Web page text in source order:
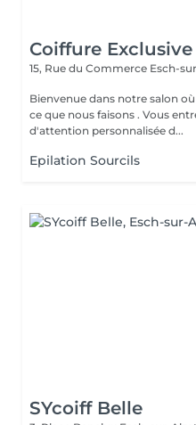
Coiffure Exclusive
15, Rue du Commerce Esch-
Bienvenue dans notre salon
ce que nous faisons . Vous
d'attention personnalisée d...
Epilation Sourcils
SYcoiff Belle